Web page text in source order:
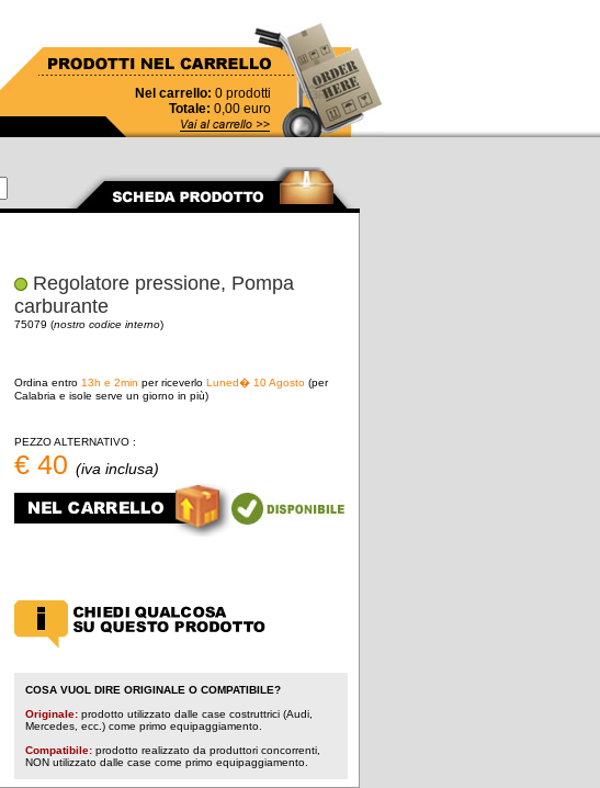
Nel carrello: 0prodotti
Totale: 0,00euro
Regolatore pressione, Pompa
carburante
75079 (nostro codice interno)
Ordina entro 13h e 2min per riceverlo Luned� 10 Agosto (per
Calabria e isole serve un giorno in più)
PEZZO ALTERNATIVO :
€ 40 (iva inclusa)
COSA VUOL DIRE ORIGINALE O COMPATIBILE?
Originale: prodotto utilizzato dalle case costruttrici (Audi,
Mercedes, ecc.) come primo equipaggiamento.
Compatibile: prodotto realizzato da produttori concorrenti,
NON utilizzato dalle case come primo equipaggiamento.